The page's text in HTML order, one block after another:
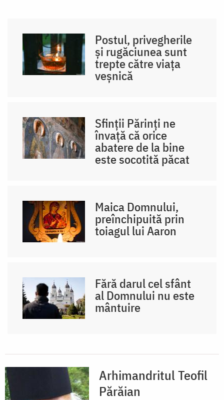
Postul, privegherile
și rugăciunea sunt
trepte către viața
veșnică
Sfinții Părinți ne
învață că orice
abatere de la bine
este socotită păcat
Maica Domnului,
preînchipuită prin
toiagul lui Aaron
Fără darul cel sfânt
al Domnului nu este
mântuire
Arhimandritul Teofil
Părăian